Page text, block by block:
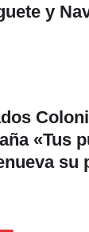
y
«Tus
su